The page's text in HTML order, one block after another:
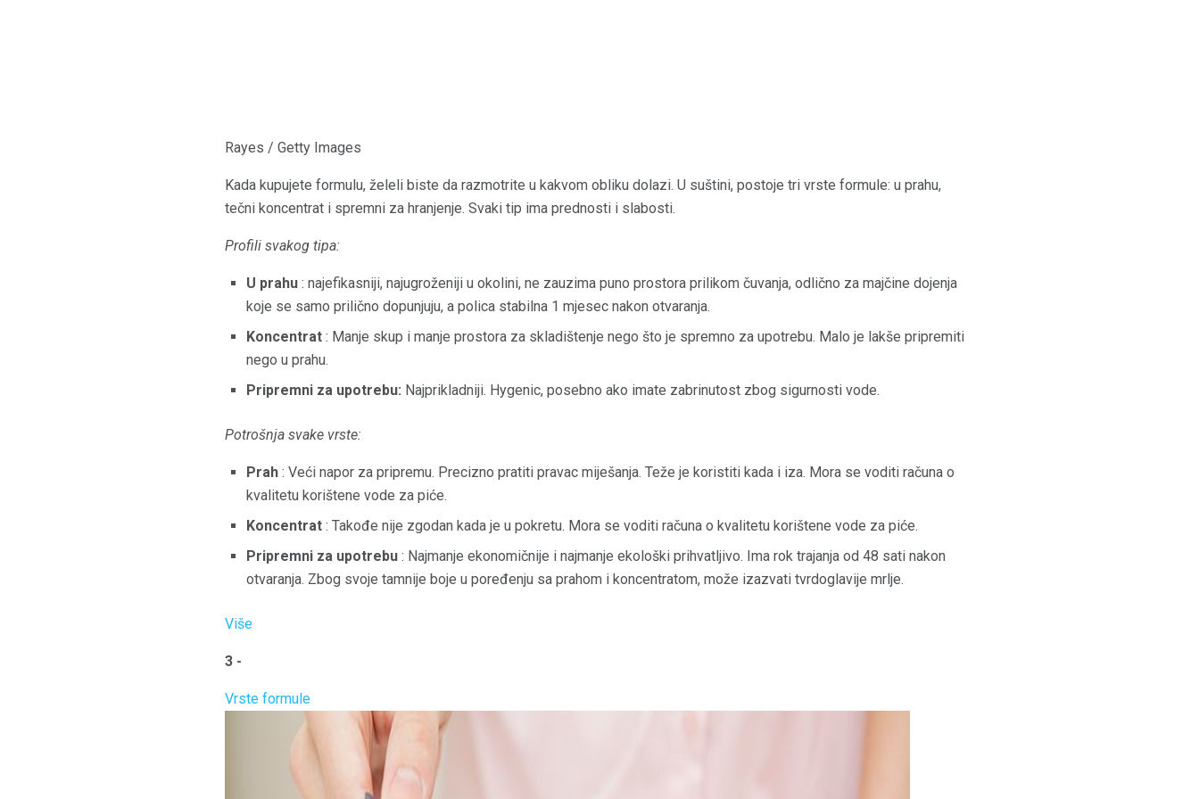
Rayes / Getty Images
Kada kupujete formulu, želeli biste da razmotrite u kakvom obliku dolazi. U suštini, postoje tri vrste formule: u prahu,
tečni koncentrat i spremni za hranjenje. Svaki tip ima prednosti i slabosti.
Profili svakog tipa:
U prahu : najefikasniji, najugroženiji u okolini, ne zauzima puno prostora prilikom čuvanja, odlično za majčine dojenja
koje se samo prilično dopunjuju, a polica stabilna 1 mjesec nakon otvaranja.
Koncentrat : Manje skup i manje prostora za skladištenje nego što je spremno za upotrebu. Malo je lakše pripremiti
nego u prahu.
Pripremni za upotrebu: Najprikladniji. Hygenic, posebno ako imate zabrinutost zbog sigurnosti vode.
Potrošnja svake vrste:
Prah : Veći napor za pripremu. Precizno pratiti pravac miješanja. Teže je koristiti kada i iza. Mora se voditi računa o
kvalitetu korištene vode za piće.
Koncentrat : Takođe nije zgodan kada je u pokretu. Mora se voditi računa o kvalitetu korištene vode za piće.
Pripremni za upotrebu : Najmanje ekonomičnije i najmanje ekološki prihvatljivo. Ima rok trajanja od 48 sati nakon
otvaranja. Zbog svoje tamnije boje u poređenju sa prahom i koncentratom, može izazvati tvrdoglavije mrlje.
Više
3 -
Vrste formule